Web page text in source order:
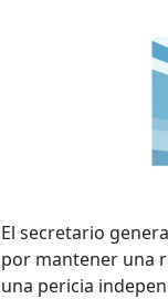
El secretario
por mantener una
una pericia